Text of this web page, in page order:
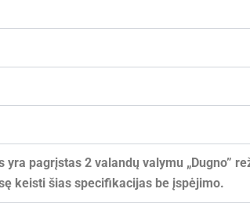
pagrįstas 2 valandų valymu „Dugno”
keisti šias specifikacijas be įspėjimo.